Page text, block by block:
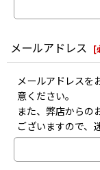
メールアドレス [
メールアドレスを
意ください。
また、弊店からの
ございますので、